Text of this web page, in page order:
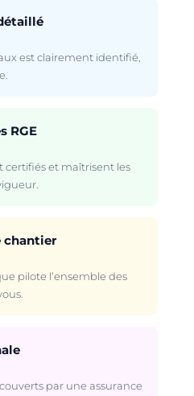
est clairement identifié,
RGE
certifiés et maîtrisent les
chantier
pilote l’ensemble des
par une assurance